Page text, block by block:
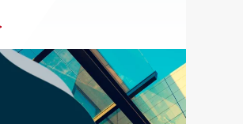
EU Real Estate Industry